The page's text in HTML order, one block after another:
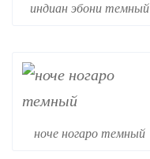
индиан эбони темный
ноче ногаро темный